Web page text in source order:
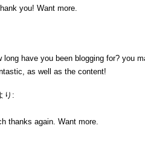
you! Want more.
have you been blogging for? you
as well as the content!
り:
thanks again. Want more.